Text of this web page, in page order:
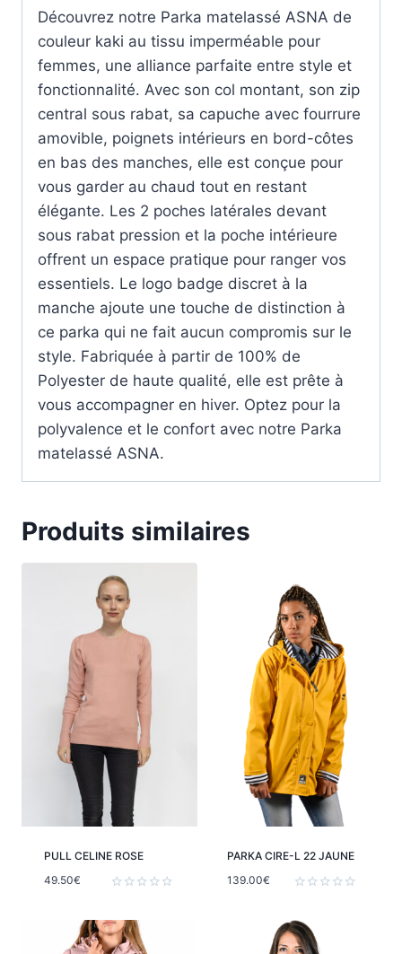
Découvrez notre Parka matelassé ASNA de
couleur kaki au tissu imperméable pour
femmes, une alliance parfaite entre style et
fonctionnalité. Avec son col montant, son zip
central sous rabat, sa capuche avec fourrure
amovible, poignets intérieurs en bord-côtes
en bas des manches, elle est conçue pour
vous garder au chaud tout en restant
élégante. Les 2 poches latérales devant
sous rabat pression et la poche intérieure
offrent un espace pratique pour ranger vos
essentiels. Le logo badge discret à la
manche ajoute une touche de distinction à
ce parka qui ne fait aucun compromis sur le
style. Fabriquée à partir de 100% de
Polyester de haute qualité, elle est prête à
vous accompagner en hiver. Optez pour la
polyvalence et le confort avec notre Parka
matelassé ASNA.
Produits similaires
PULL CELINE ROSE
sur
5
49.50€
PARKA CIRE-L 22 JAUNE
sur
5
139.00€